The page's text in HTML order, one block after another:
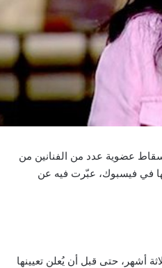
عضوية عدد من الفنانين من
في فيسبوك، عبّرت فيه عن
أشهر، حتى قبل أن يُعلن تعيينها